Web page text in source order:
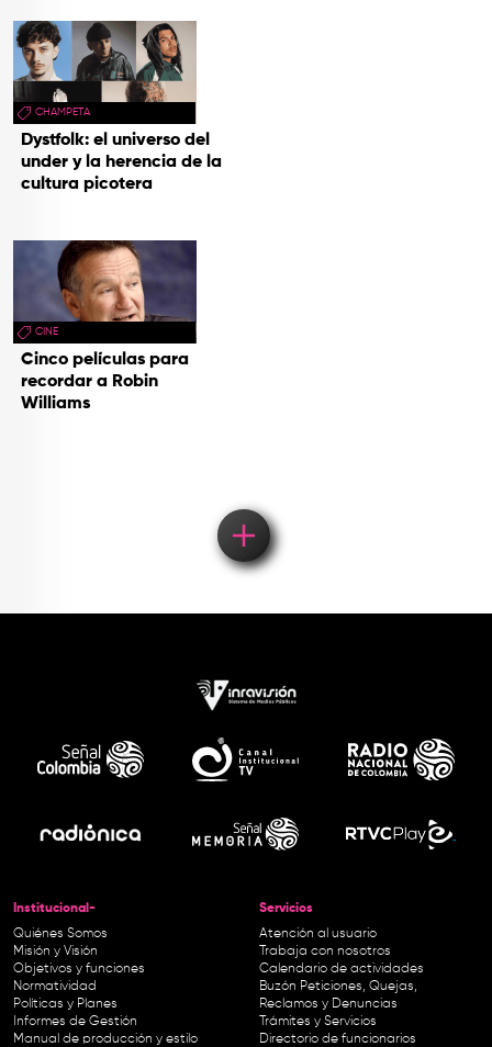
CHAMPETA
Dystfolk: el universo del
under y la herencia de la
cultura picotera
CINE
Cinco películas para
recordar a Robin
Williams
Institucional-
Quiénes Somos
Misión y Visión
Objetivos y funciones
Normatividad
Políticas y Planes
Informes de Gestión
Manual de producción y estilo
Servicios
Atención al usuario
Trabaja con nosotros
Calendario de actividades
Buzón Peticiones, Quejas,
Reclamos y Denuncias
Trámites y Servicios
Directorio de funcionarios